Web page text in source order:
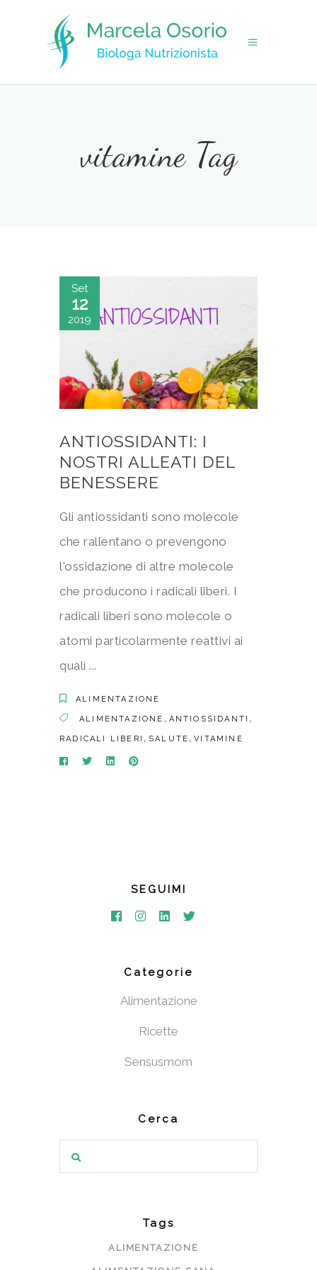
vitamine Tag
Set
12
2019
ANTIOSSIDANTI: I
NOSTRI ALLEATI DEL
BENESSERE
Gli antiossidanti sono molecole
che rallentano o prevengono
l'ossidazione di altre molecole
che producono i radicali liberi. I
radicali liberi sono molecole o
atomi particolarmente reattivi ai
quali
ALIMENTAZIONE
ALIMENTAZIONE , ANTIOSSIDANTI ,
RADICALI LIBERI , SALUTE ,VITAMINE
SEGUIMI
Categorie
Alimentazione
Ricette
Sensusmom
Cerca
Tags
ALIMENTAZIONE